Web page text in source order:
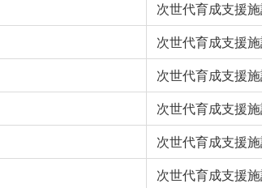
次世代育成支援
次世代育成支援
次世代育成支援
次世代育成支援
次世代育成支援
次世代育成支援